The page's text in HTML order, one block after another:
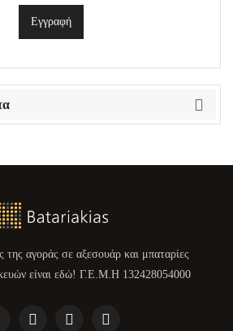
της αγοράς σε αξεσουάρ και μπαταρίες
είναι εδώ! Γ.Ε.Μ.Η 132428054000